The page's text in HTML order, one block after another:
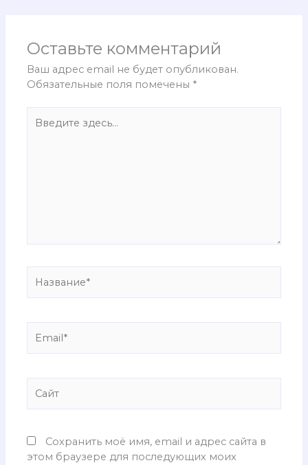
Оставьте комментарий
Ваш адрес email не будет опубликован.
Обязательные поля помечены *
здесь...
Сохранить моё имя, email и адрес сайта в
этом браузере для последующих моих